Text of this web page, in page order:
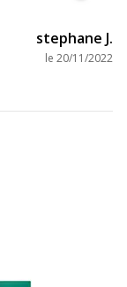
stephane J.
le 20/11/2022